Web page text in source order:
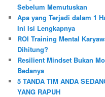
Sebelum Memutuskan
Apa yang Terjadi dalam 1
Ini Isi Lengkapnya
ROI Training Mental
Dihitung?
Resilient Mindset Bukan
Bedanya
5 TANDA TIM ANDA
YANG RAPUH